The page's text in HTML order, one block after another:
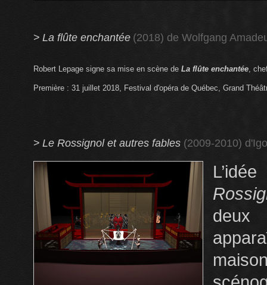
> La flûte enchantée (2018) de Wolfgang
Robert Lepage signe sa mise en scène de La flûte enchantée,
Première : 31 juillet 2018, Festival d'opéra de Québec, Grand
> Le Rossignol et autres fables(2009-2010)
deux